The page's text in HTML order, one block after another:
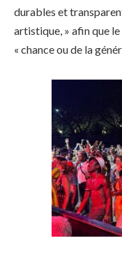
durables et
artistique, » afin que
« chance ou de la